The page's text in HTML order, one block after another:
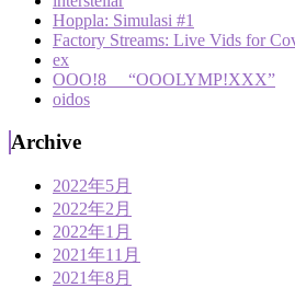
Hoppla: Simulasi #1
Factory Streams: Live Vids for
ex
OOO!8 “OOOLYMP!XXX”
oidos
Archive
2022年5月
2022年2月
2022年1月
2021年11月
2021年8月